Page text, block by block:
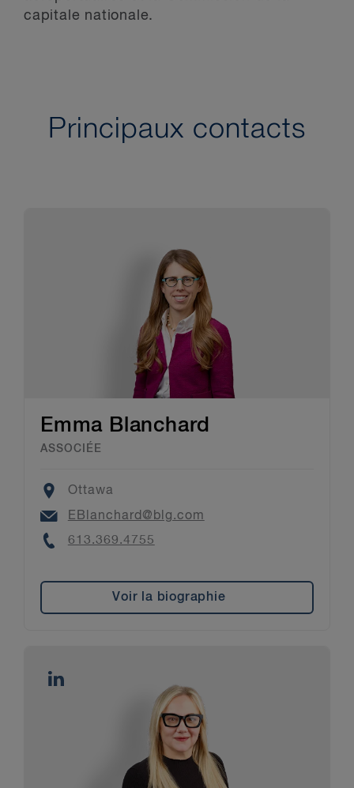
capitale nationale.
Principaux contacts
Emma Blanchard
ASSOCIÉE
Location
Ottawa
EmailEBlanchard@blg.com
Phone
613.369.4755
Voir la biographie